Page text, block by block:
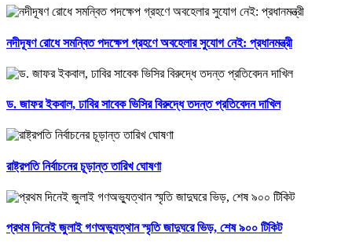
নদীদূষণ রোধে সমন্বিত পদক্ষেপ গ্রহণে অবহেলার সুযোগ নেই: প্রধানমন্ত্রী
ড. জাফর ইকবাল, ঢাবির সাবেক ভিসির বিরুদ্ধে তদন্ত প্রতিবেদন দাখিল
রাষ্ট্রপতি নির্বাচনের চূড়ান্ত তারিখ ঘোষণা
প্রথম দিনেই জুলাই গণঅভ্যুত্থান স্মৃতি জাদুঘরে ভিড়, শেষ ৯০০ টিকিট